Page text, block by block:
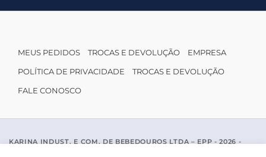
MEUS PEDIDOS TROCAS E DEVOLUÇÃO EMPRESA
POLÍTICA DE PRIVACIDADE TROCAS E DEVOLUÇÃO
FALE CONOSCO
KARINA INDUST. E COM. DE BEBEDOUROS LTDA – EPP - 2026 -